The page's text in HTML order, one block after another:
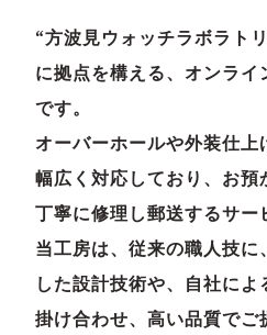
“方波見ウォッチラボラト
に拠点を構える、オンラ
です。
オーバーホールや外装仕上
幅広く対応しており、お
丁寧に修理し郵送するサー
当工房は、従来の職人技
した設計技術や、自社に
掛け合わせ、高い品質でご